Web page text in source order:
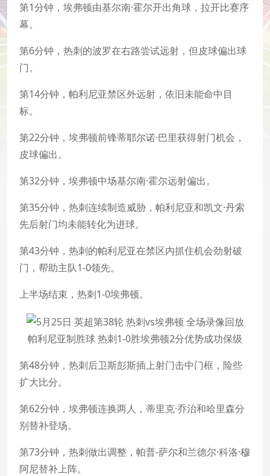
第1分钟，埃弗顿由基尔南·霍尔开出角球，拉开比赛序
幕。
第6分钟，热刺的波罗在右路尝试远射，但皮球偏出球
门。
第14分钟，帕利尼亚禁区外远射，依旧未能命中目
标。
第22分钟，埃弗顿前锋蒂耶尔诺·巴里获得射门机会，
皮球偏出。
第32分钟，埃弗顿中场基尔南·霍尔远射偏出。
第35分钟，热刺连续制造威胁，帕利尼亚和凯文·丹索
先后射门均未能转化为进球。
第43分钟，热刺的帕利尼亚在禁区内抓住机会劲射破
门，帮助主队1-0领先。
上半场结束，热刺1-0埃弗顿。
帕利尼亚制胜球 热刺1-0胜埃弗顿2分优势成功保级
第48分钟，热刺后卫斯彭斯插上射门击中门框，险些
扩大比分。
第62分钟，埃弗顿连换两人，蒂里克·乔治和哈里森分
别替补登场。
第73分钟，热刺做出调整，帕普-萨尔和兰德尔·科洛·穆
阿尼替补上阵。